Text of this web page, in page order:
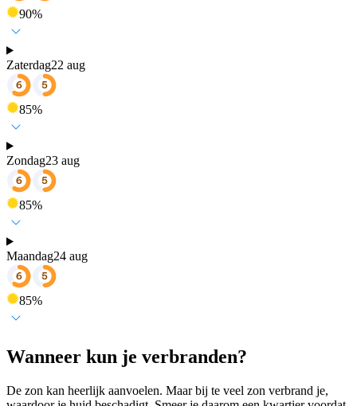
90%
Zaterdag22 aug
85%
Zondag23 aug
85%
Maandag24 aug
85%
Wanneer kun je verbranden?
De zon kan heerlijk aanvoelen. Maar bij te veel zon verbrand je,